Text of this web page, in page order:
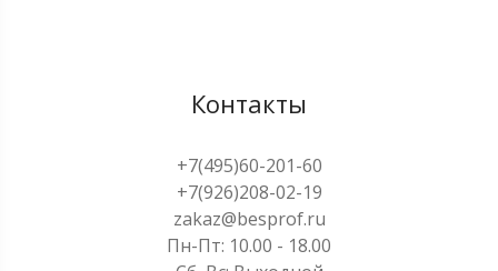
Контакты
+7(495)60-201-60
+7(926)208-02-19
zakaz@besprof.ru
Пн-Пт: 10.00 - 18.00